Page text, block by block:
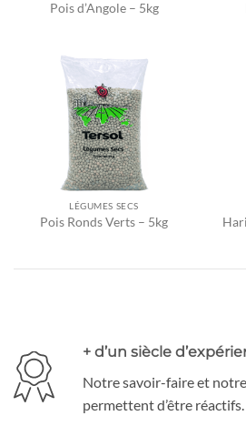
Pois d’Angole – 5kg
LÉGUMES SECS
Pois Ronds Verts – 5kg
+ d’un siècle
Notre savoir-faire et
permettent d’être réactifs.